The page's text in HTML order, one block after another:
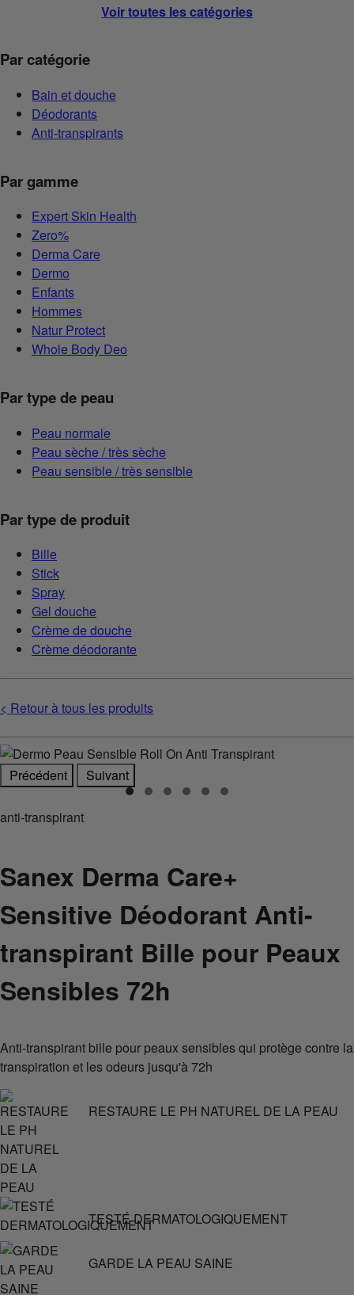
Voir toutes les catégories
Par catégorie
Bain et douche
Déodorants
Anti-transpirants
Par gamme
Expert Skin Health
Zero%
Derma Care
Dermo
Enfants
Hommes
Natur Protect
Whole Body Deo
Par type de peau
Peau normale
Peau sèche / très sèche
Peau sensible / très sensible
Par type de produit
Bille
Stick
Spray
Gel douche
Crème de douche
Crème déodorante
< Retour à tous les produits
Précédent Suivant
anti-transpirant
Sanex Derma Care+
Sensitive Déodorant Anti-
transpirant Bille pour Peaux
Sensibles 72h
Anti-transpirant bille pour peaux sensibles qui protège contre la
transpiration et les odeurs jusqu'à 72h
RESTAURE LE PH NATUREL DE LA PEAU
TESTÉ DERMATOLOGIQUEMENT
GARDE LA PEAU SAINE